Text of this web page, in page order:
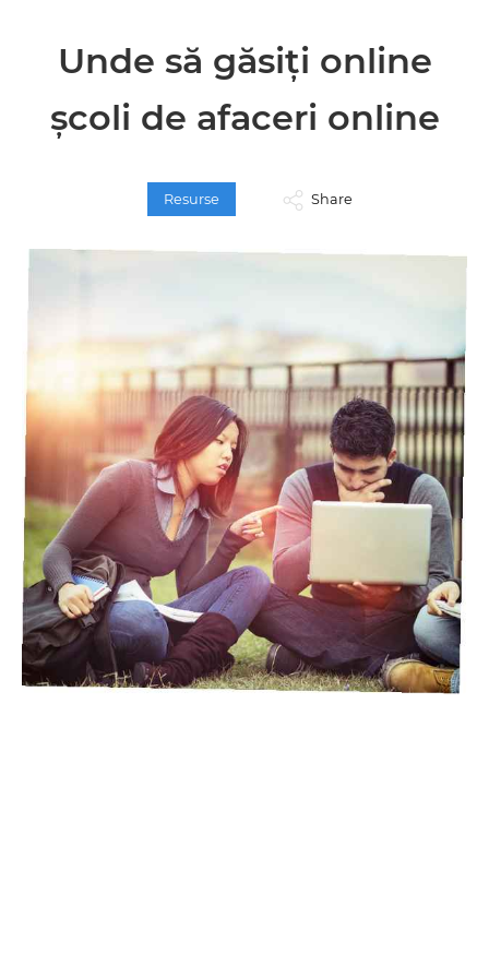
Unde să găsiți online
școli de afaceri online
Resurse Share